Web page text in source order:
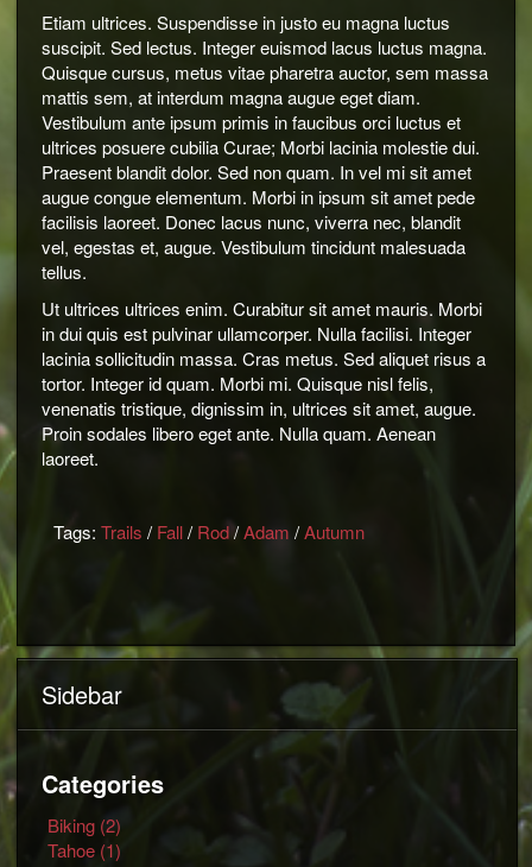
Etiam ultrices. Suspendisse in justo eu magna luctus
suscipit. Sed lectus. Integer euismod lacus luctus magna.
Quisque cursus, metus vitae pharetra auctor, sem massa
mattis sem, at interdum magna augue eget diam.
Vestibulum ante ipsum primis in faucibus orci luctus et
ultrices posuere cubilia Curae; Morbi lacinia molestie dui.
Praesent blandit dolor. Sed non quam. In vel mi sit amet
augue congue elementum. Morbi in ipsum sit amet pede
facilisis laoreet. Donec lacus nunc, viverra nec, blandit
vel, egestas et, augue. Vestibulum tincidunt malesuada
tellus.
Ut ultrices ultrices enim. Curabitur sit amet mauris. Morbi
in dui quis est pulvinar ullamcorper. Nulla facilisi. Integer
lacinia sollicitudin massa. Cras metus. Sed aliquet risus a
tortor. Integer id quam. Morbi mi. Quisque nisl felis,
venenatis tristique, dignissim in, ultrices sit amet, augue.
Proin sodales libero eget ante. Nulla quam. Aenean
laoreet.
Tags: Trails / Fall/ Rod/Adam /Autumn
Sidebar
Categories
Biking (2)
Tahoe (1)